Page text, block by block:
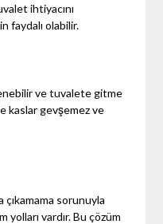
ihtiyacını
faydalı olabilir.
ve tuvalete gitme
kaslar gevşemez ve
sorunuyla
yolları vardır. Bu çözüm